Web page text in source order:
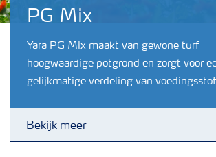
PG Mix
Yara PG Mix maakt van gewone turf
hoogwaardige potgrond en zorgt voor
gelijkmatige verdeling van
Bekijk meer